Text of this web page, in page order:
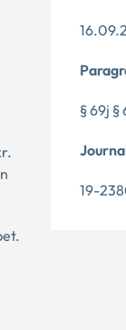
§ 69j §
19-